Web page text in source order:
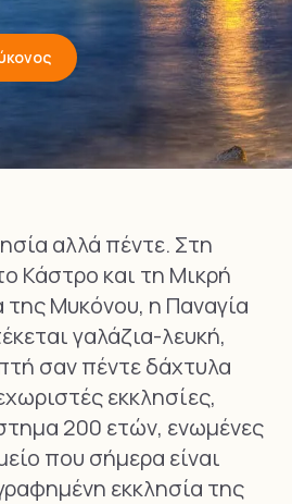
αλλά πέντε. Στη
Κάστρο και τη Μικρή
Μυκόνου, η Παναγία
γαλάζια-λευκή,
σαν πέντε δάχτυλα
εκκλησίες,
200 ετών, ενωμένες
που σήμερα είναι
εκκλησία της